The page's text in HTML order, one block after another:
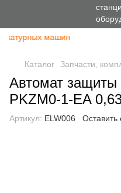
машин
Каталог Запчасти,
Автомат защиты
PKZM0-1-EA
Артикул: ELW006 Оставить